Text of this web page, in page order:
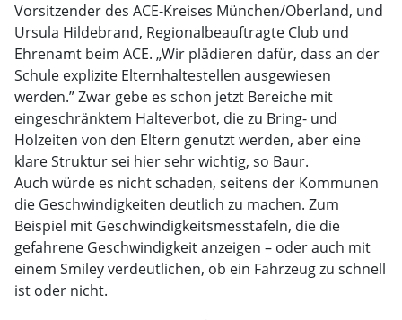
Vorsitzender des ACE-Kreises München/Oberland, und
Ursula Hildebrand, Regionalbeauftragte Club und
Ehrenamt beim ACE. „Wir plädieren dafür, dass an der
Schule explizite Elternhaltestellen ausgewiesen
werden.” Zwar gebe es schon jetzt Bereiche mit
eingeschränktem Halteverbot, die zu Bring- und
Holzeiten von den Eltern genutzt werden, aber eine
klare Struktur sei hier sehr wichtig, so Baur.
Auch würde es nicht schaden, seitens der Kommunen
die Geschwindigkeiten deutlich zu machen. Zum
Beispiel mit Geschwindigkeitsmesstafeln, die die
gefahrene Geschwindigkeit anzeigen – oder auch mit
einem Smiley verdeutlichen, ob ein Fahrzeug zu schnell
ist oder nicht.